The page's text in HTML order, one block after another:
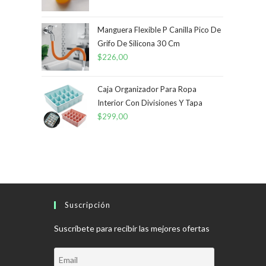
era:
$120,00.
es:
$84,00.
Manguera Flexible P Canilla Pico De
Grifo De Silicona 30 Cm
$226,00
Caja Organizador Para Ropa
Interior Con Divisiones Y Tapa
$299,00
Suscripción
Suscríbete para recibir las mejores ofertas